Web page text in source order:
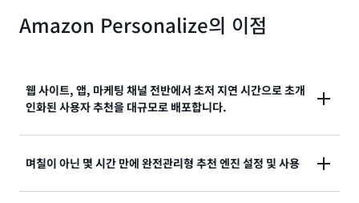
Amazon Personalize의 이점
웹 사이트, 앱, 마케팅 채널 전반에서 초저 지연 시간으로 초개
인화된 사용자 추천을 대규모로 배포합니다.
대한 수십억 사용자의 상호 작용을 학습하는 모델을 훈
련할 수 있습니다. Amazon Personalize는 최첨단 인
며칠이 아닌 몇 시간 만에 완전관리형 추천 엔진 설정 및 사용